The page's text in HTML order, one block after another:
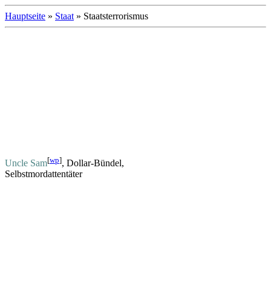
Hauptseite » Staat » Staatsterrorismus
Uncle Sam[wp], Dollar-Bündel,
Selbstmordattentäter